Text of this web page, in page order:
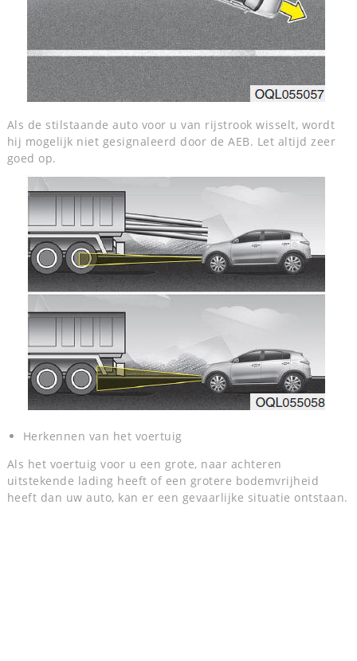
Als de stilstaande auto voor u van rijstrook wisselt, wordt
hij mogelijk niet gesignaleerd door de AEB. Let altijd zeer
goed op.
Herkennen van het voertuig
Als het voertuig voor u een grote, naar achteren
uitstekende lading heeft of een grotere bodemvrijheid
heeft dan uw auto, kan er een gevaarlijke situatie ontstaan.